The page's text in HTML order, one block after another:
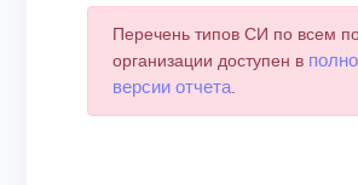
Перечень типов СИ по всем
организации доступен в
версии отчета.